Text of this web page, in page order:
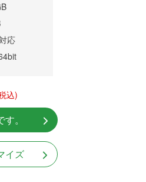
応
込)
。
イズ